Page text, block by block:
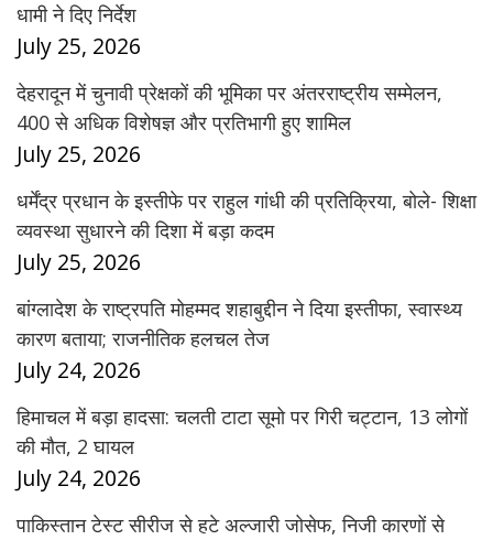
धामी ने दिए निर्देश
July 25, 2026
देहरादून में चुनावी प्रेक्षकों की भूमिका पर अंतरराष्ट्रीय सम्मेलन,
400 से अधिक विशेषज्ञ और प्रतिभागी हुए शामिल
July 25, 2026
धर्मेंद्र प्रधान के इस्तीफे पर राहुल गांधी की प्रतिक्रिया, बोले- शिक्षा
व्यवस्था सुधारने की दिशा में बड़ा कदम
July 25, 2026
बांग्लादेश के राष्ट्रपति मोहम्मद शहाबुद्दीन ने दिया इस्तीफा, स्वास्थ्य
कारण बताया; राजनीतिक हलचल तेज
July 24, 2026
हिमाचल में बड़ा हादसा: चलती टाटा सूमो पर गिरी चट्टान, 13 लोगों
की मौत, 2 घायल
July 24, 2026
पाकिस्तान टेस्ट सीरीज से हटे अल्जारी जोसेफ, निजी कारणों से